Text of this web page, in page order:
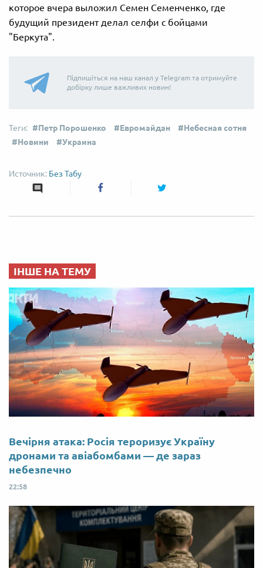
которое вчера выложил Семен Семенченко, где
будущий президент делал селфи с бойцами
"Беркута".
Підпишіться на наш канал у Telegram та отримуйте
добірку лише важливих новин!
Петр Порошенко Евромайдан
Небесная сотня
Новини
Украина
Без Табу
ІНШЕ НА ТЕМУ
Вечірня атака: Росія тероризує Україну
дронами та авіабомбами — де зараз
небезпечно
22:58